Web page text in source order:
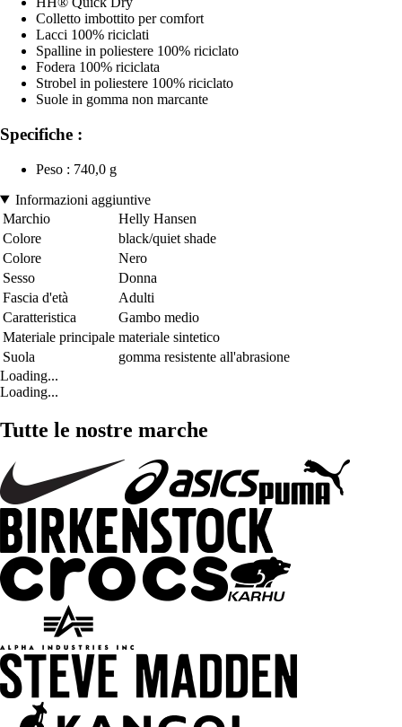
Colletto imbottito per comfort
Lacci 100% riciclati
Spalline in poliestere 100% riciclato
Fodera 100% riciclata
Strobel in poliestere 100% riciclato
Suole in gomma non marcante
Specifiche :
Peso : 740,0 g
Informazioni aggiuntive
Marchio
Helly Hansen
Colore
black/quiet shade
Colore
Nero
Sesso
Donna
Fascia d'età
Adulti
Caratteristica
Gambo medio
Materiale principale materiale sintetico
Suola
gomma resistente all'abrasione
Loading...
Loading...
Tutte le nostre marche